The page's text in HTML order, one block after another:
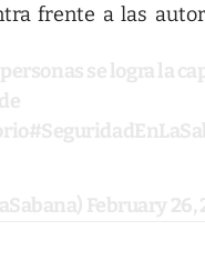
frente a las